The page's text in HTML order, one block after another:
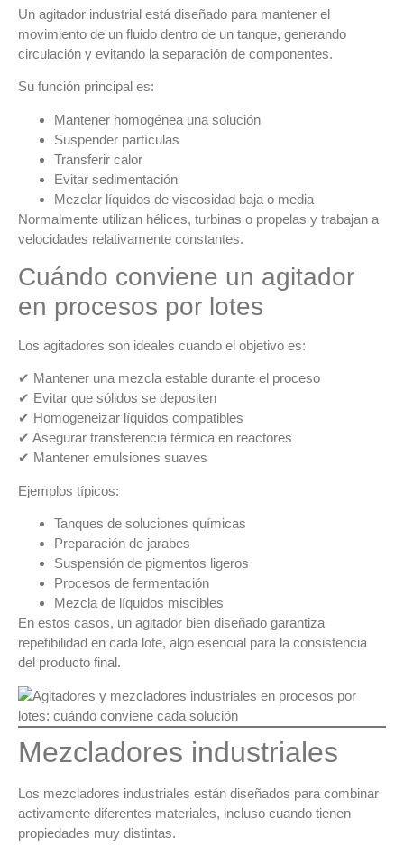
Un agitador industrial está diseñado para mantener el
movimiento de un fluido dentro de un tanque, generando
circulación y evitando la separación de componentes.
Su función principal es:
Mantener homogénea una solución
Suspender partículas
Transferir calor
Evitar sedimentación
Mezclar líquidos de viscosidad baja o media
Normalmente utilizan hélices, turbinas o propelas y trabajan a
velocidades relativamente constantes.
Cuándo conviene un agitador
en procesos por lotes
Los agitadores son ideales cuando el objetivo es:
✔ Mantener una mezcla estable durante el proceso
✔ Evitar que sólidos se depositen
✔ Homogeneizar líquidos compatibles
✔ Asegurar transferencia térmica en reactores
✔ Mantener emulsiones suaves
Ejemplos típicos:
Tanques de soluciones químicas
Preparación de jarabes
Suspensión de pigmentos ligeros
Procesos de fermentación
Mezcla de líquidos miscibles
En estos casos, un agitador bien diseñado garantiza
repetibilidad en cada lote, algo esencial para la consistencia
del producto final.
Mezcladores industriales
Los mezcladores industriales están diseñados para combinar
activamente diferentes materiales, incluso cuando tienen
propiedades muy distintas.